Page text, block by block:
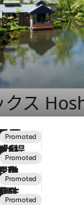
クス
で！」
を呼ぶ郷土の味